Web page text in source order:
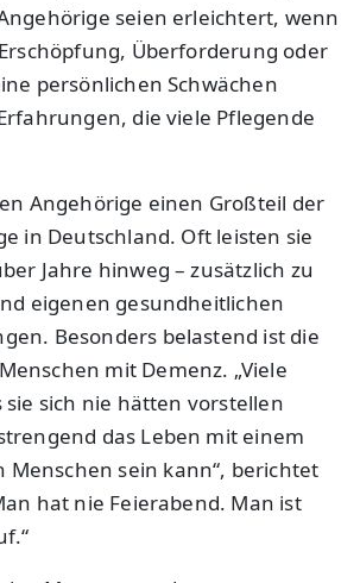
seien erleichtert, wenn
Überforderung oder
persönlichen Schwächen
die viele Pflegende
Angehörige einen Großteil der
in Deutschland. Oft leisten sie
Jahre hinweg – zusätzlich zu
eigenen gesundheitlichen
Besonders belastend ist die
mit Demenz. „Viele
sie sich nie hätten vorstellen
das Leben mit einem
Menschen sein kann“, berichtet
hat nie Feierabend. Man ist